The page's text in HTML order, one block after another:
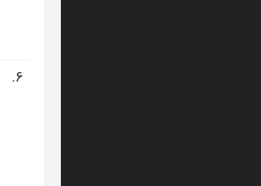
6.